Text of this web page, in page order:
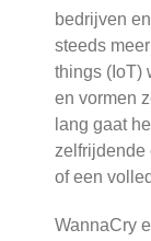
bedrijven
steeds
things (IoT)
en vormen
lang gaat
zelfrijdende
of een
WannaCry